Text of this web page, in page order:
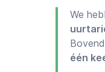
We
één